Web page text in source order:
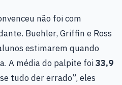
não foi com
Buehler, Griffin e Ross
estimarem quando
A média do palpite foi33,9
tudo der errado”, eles